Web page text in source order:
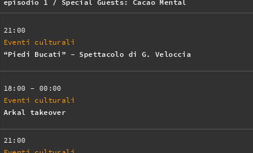
episodio 1 / Special Guests: Cacao Mental
21:00
Eventi culturali
“Piedi Bucati” - Spettacolo di G. Veloccia
18:00 - 00:00
Eventi culturali
Arkal takeover
21:00